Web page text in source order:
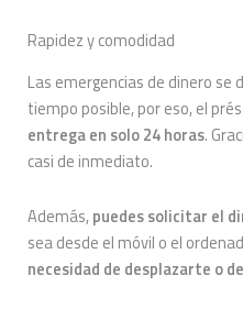
Rapidez y comodidad
Las emergencias de dinero se
tiempo posible, por eso, el
entrega en solo 24 horas.
casi de inmediato.
Además,puedes solicitar el
sea desde el móvil o el
necesidad de desplazarte o